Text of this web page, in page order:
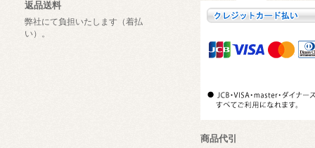
返品送料
弊社にて負担いたします（着払
い）。
商品代引